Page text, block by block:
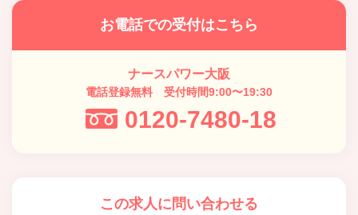
お電話での受付はこちら
ナースパワー大阪
電話登録無料 受付時間9:00〜19:30
0120-7480-18
この求人に問い合わせる